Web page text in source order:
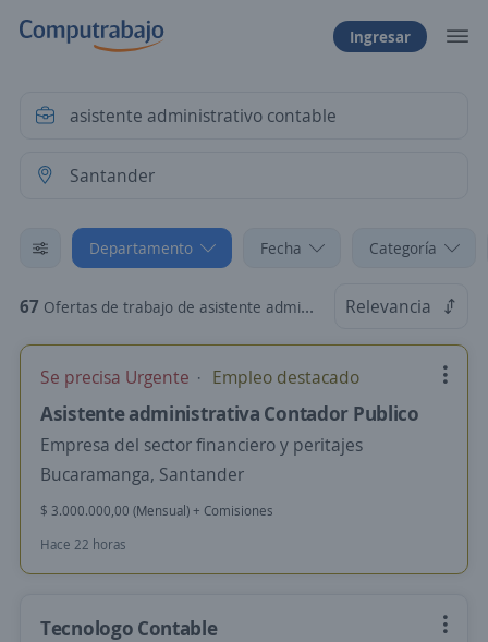
Ingresar
Departamento Fecha Categoría
67 Ofertas de trabajo de asistente administrativo contable en Santander Relevancia
Se precisa Urgente Empleo destacado
Asistente administrativa Contador Publico
Empresa del sector financiero y peritajes
Bucaramanga, Santander
$ 3.000.000,00 (Mensual) + Comisiones
Hace 22 horas
Tecnologo Contable